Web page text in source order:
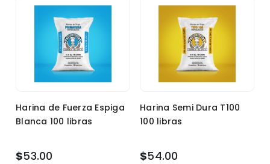
Harina de Fuerza Espiga
Blanca 100 libras
$53.00
Harina Semi Dura T100
100 libras
$54.00